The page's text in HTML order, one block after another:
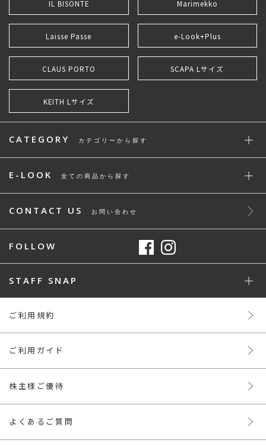
IL BISONTE Marimekko
Laisse Passe e-Look+Plus
CLAUS PORTO SCAPA Lサイズ
KEITH Lサイズ
CATEGORY カテゴリーから探す
E-LOOK 全ての商品から探す
CONTACT US お問い合わせ
FOLLOW
STAFF SNAP
ご利用規約
ご利用ガイド
株主様ご優待
よくあるご質問